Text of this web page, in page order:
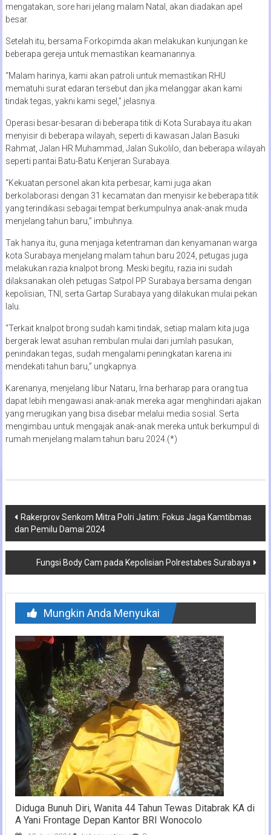
mengatakan, sore hari jelang malam Natal, akan diadakan apel
besar.
Setelah itu, bersama Forkopimda akan melakukan kunjungan ke
beberapa gereja untuk memastikan keamanannya.
“Malam harinya, kami akan patroli untuk memastikan RHU
mematuhi surat edaran tersebut dan jika melanggar akan kami
tindak tegas, yakni kami segel,” jelasnya.
Operasi besar-besaran di beberapa titik di Kota Surabaya itu akan
menyisir di beberapa wilayah, seperti di kawasan Jalan Basuki
Rahmat, Jalan HR Muhammad, Jalan Sukolilo, dan beberapa wilayah
seperti pantai Batu-Batu Kenjeran Surabaya.
“Kekuatan personel akan kita perbesar, kami juga akan
berkolaborasi dengan 31 kecamatan dan menyisir ke beberapa titik
yang terindikasi sebagai tempat berkumpulnya anak-anak muda
menjelang tahun baru,” imbuhnya.
Tak hanya itu, guna menjaga ketentraman dan kenyamanan warga
kota Surabaya menjelang malam tahun baru 2024, petugas juga
melakukan razia knalpot brong. Meski begitu, razia ini sudah
dilaksanakan oleh petugas Satpol PP Surabaya bersama dengan
kepolisian, TNI, serta Gartap Surabaya yang dilakukan mulai pekan
lalu.
“Terkait knalpot brong sudah kami tindak, setiap malam kita juga
bergerak lewat asuhan rembulan mulai dari jumlah pasukan,
penindakan tegas, sudah mengalami peningkatan karena ini
mendekati tahun baru,” ungkapnya.
Karenanya, menjelang libur Nataru, Irna berharap para orang tua
dapat lebih mengawasi anak-anak mereka agar menghindari ajakan
yang merugikan yang bisa disebar melalui media sosial. Serta
mengimbau untuk mengajak anak-anak mereka untuk berkumpul di
rumah menjelang malam tahun baru 2024.(*)
Navigasi
pos
Rakerprov Senkom Mitra Polri Jatim: Fokus Jaga Kamtibmas
dan Pemilu Damai 2024
Fungsi Body Cam pada Kepolisian Polrestabes Surabaya
Mungkin Anda Menyukai
Diduga Bunuh Diri, Wanita 44 Tahun Tewas Ditabrak KA di
A Yani Frontage Depan Kantor BRI Wonocolo